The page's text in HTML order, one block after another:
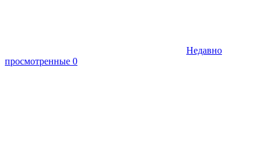
Недавно
просмотренные 0